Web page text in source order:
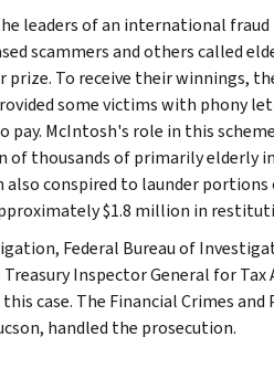
leaders of an international
scammers and others called
To receive their winnings,
some victims with phony
McIntosh's role in this
thousands of primarily elderly
conspired to launder
$1.8 million in
Federal Bureau of
Treasury Inspector General for
case. The Financial Crimes
handled the prosecution.